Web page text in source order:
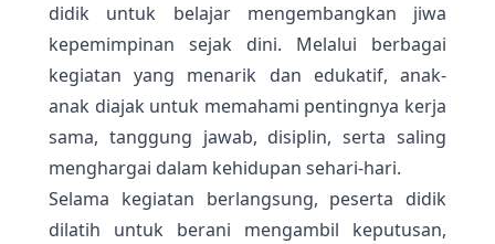
didik untuk belajar mengembangkan jiwa
kepemimpinan sejak dini. Melalui berbagai
kegiatan yang menarik dan edukatif, anak-
anak diajak untuk memahami pentingnya kerja
sama, tanggung jawab, disiplin, serta saling
menghargai dalam kehidupan sehari-hari.
Selama kegiatan berlangsung, peserta didik
dilatih untuk berani mengambil keputusan,